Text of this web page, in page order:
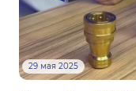
29 мая 2025